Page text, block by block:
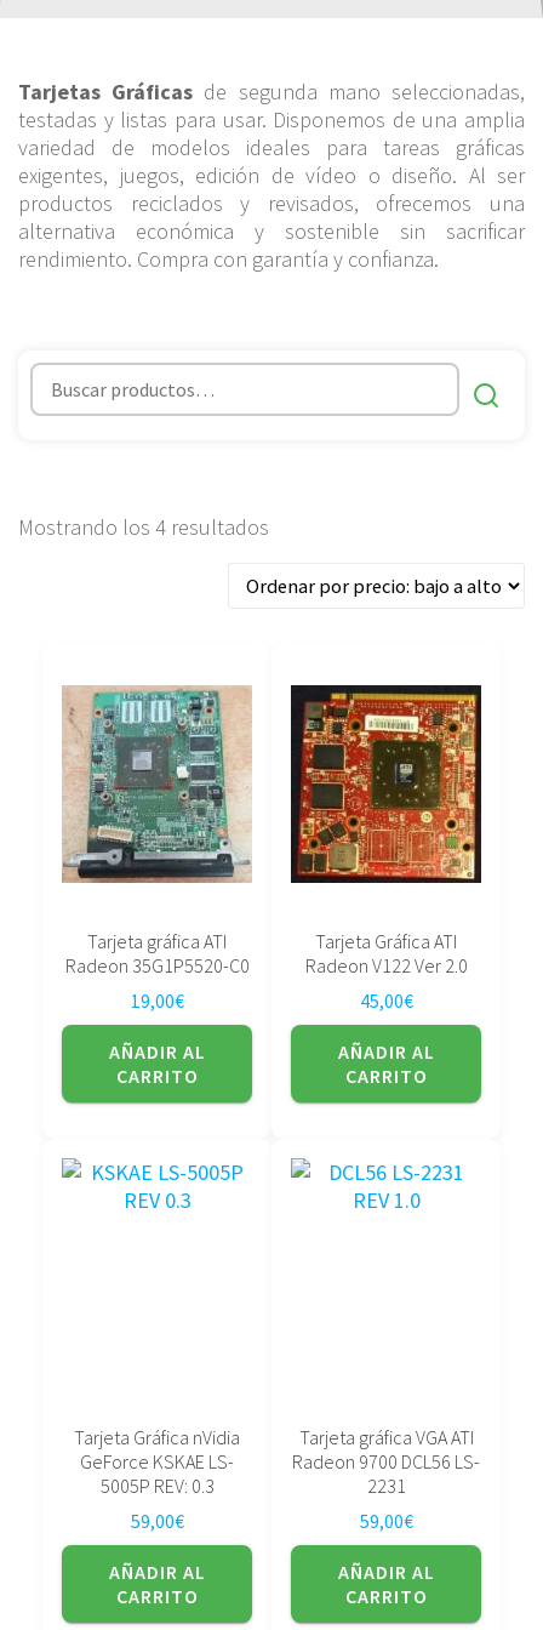
Tarjetas Gráficas de segunda mano seleccionadas,
testadas y listas para usar. Disponemos de una amplia
variedad de modelos ideales para tareas gráficas
exigentes, juegos, edición de vídeo o diseño. Al ser
productos reciclados y revisados, ofrecemos una
alternativa económica y sostenible sin sacrificar
rendimiento. Compra con garantía y confianza.
Mostrando los 4 resultados
precio:
Tarjeta gráfica ATI
Radeon 35G1P5520-C0
19,00€
AÑADIR AL
CARRITO
Tarjeta Gráfica ATI
Radeon V122 Ver 2.0
45,00€
AÑADIR AL
CARRITO
Tarjeta Gráfica nVidia
GeForce KSKAE LS-
5005P REV: 0.3
59,00€
AÑADIR AL
CARRITO
Tarjeta gráfica VGA ATI
Radeon 9700 DCL56 LS-
2231
59,00€
AÑADIR AL
CARRITO